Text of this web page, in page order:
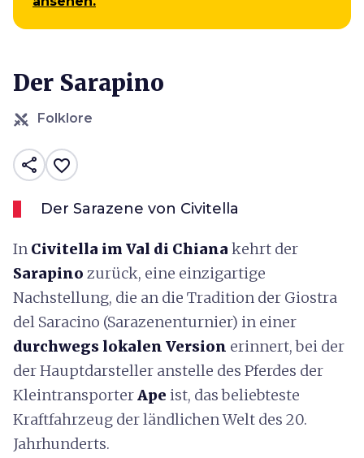
Der Sarapino
Folklore
share favorite_border
Der Sarazene von Civitella
In Civitella im Val di Chiana kehrt der
Sarapino zurück, eine einzigartige
Nachstellung, die an die Tradition der Giostra
del Saracino (Sarazenenturnier) in einer
durchwegs lokalen Version erinnert, bei der
der Hauptdarsteller anstelle des Pferdes der
KleintransporterApe ist, das beliebteste
Kraftfahrzeug der ländlichen Welt des 20.
Jahrhunderts.